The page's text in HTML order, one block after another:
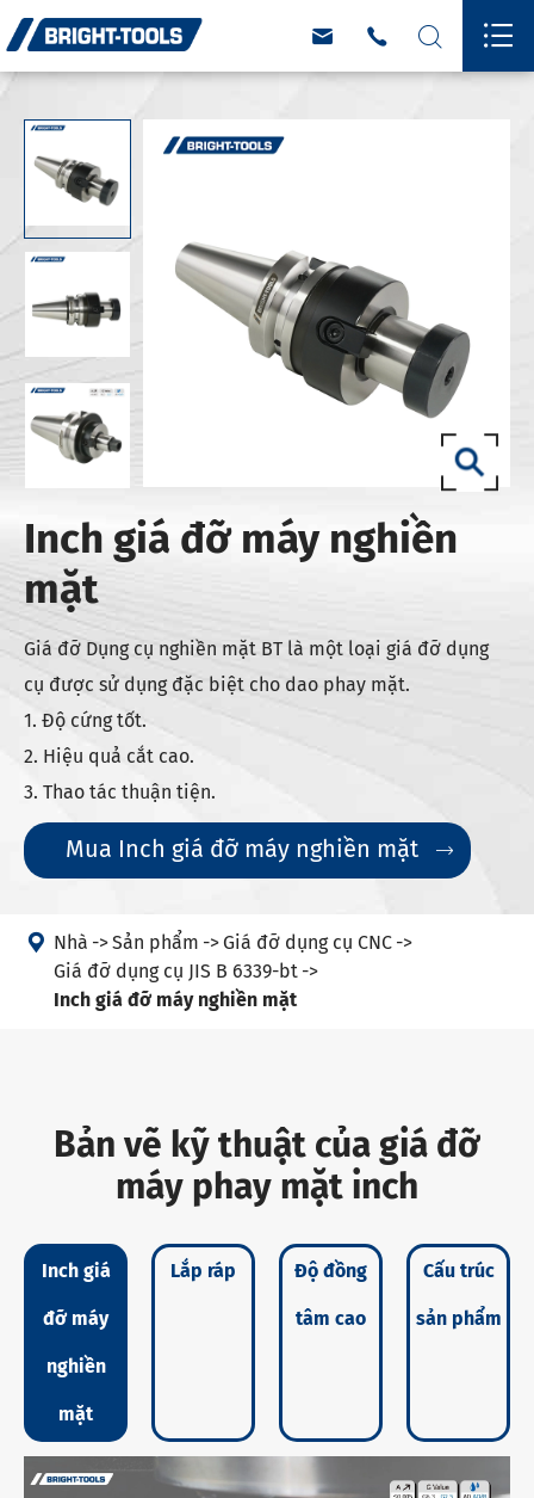
   
Inch giá đỡ máy nghiền
mặt
Giá đỡ Dụng cụ nghiền mặt BT là một loại giá đỡ dụng
cụ được sử dụng đặc biệt cho dao phay mặt.
1. Độ cứng tốt.
2. Hiệu quả cắt cao.
3. Thao tác thuận tiện.
Mua Inch giá đỡ máy nghiền mặt 
 Nhà Sản phẩm
Giá đỡ dụng cụ CNC
Giá đỡ dụng cụ JIS B 6339-bt
Inch giá đỡ máy nghiền mặt
Bản vẽ kỹ thuật của giá đỡ
máy phay mặt inch
Inch giá
đỡ máy
nghiền
mặt
Lắp ráp Độ đồng
tâm cao
Cấu trúc
sản phẩm